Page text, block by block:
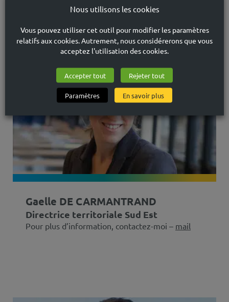
Pour plus de détails :consultez l’actualité
Toute la presse en parle
Gaelle DE CARMANTRAND
Directrice territoriale Sud Est
Pour plus d’information, contactez-moi – mail
Nous utilisons les cookies
Vous pouvez utiliser cet outil pour modifier les paramètres
relatifs aux cookies. Autrement, nous considérerons que vous
acceptez l'utilisation des cookies.
Accepter tout Rejeter tout
Paramètres En savoir plus